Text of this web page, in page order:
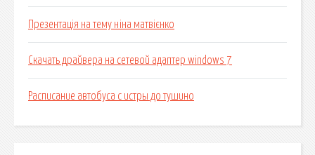
Презентація на тему ніна матвієнко
Скачать драйвера на сетевой адаптер windows 7
Расписание автобуса с истры до тушино